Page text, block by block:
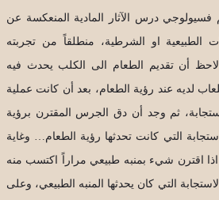
درس الآثار المادية المنعكسة عن
الطبيعية او الشرطية، منطلقاً من تجربته
أن تقديم الطعام الى الكلب يحدث فيه
لديه عند رؤية الطعام، بعد أن كانت عملية
ثم وجد أن دق الجرس المقترن برؤية
التي كانت تحدثها رؤية الطعام… وغاية
اذا اقترن شيء بمنبه طبيعي مراراً اكتسب منه
التي كان يحدثها المنبه الطبيعي، وعلى